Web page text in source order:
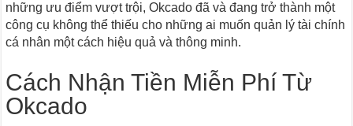
những ưu điểm vượt trội, Okcado đã và đang trở thành một
công cụ không thể thiếu cho những ai muốn quản lý tài chính
cá nhân một cách hiệu quả và thông minh.
Cách Nhận Tiền Miễn Phí Từ
Okcado